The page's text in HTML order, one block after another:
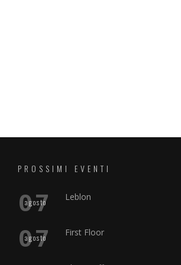
PROSSIMI EVENTI
07
agosto Leblon
07
agosto First Floor